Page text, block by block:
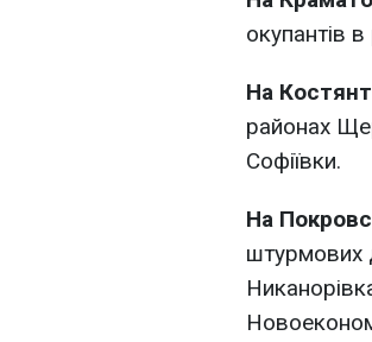
окупантів
На
районах
Софіївки.
На
штурмових